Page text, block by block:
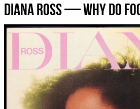
Diana Ross — Why Do